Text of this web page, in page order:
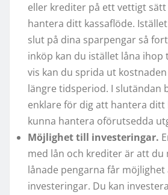
eller krediter på ett vettigt
hantera ditt kassaflöde.
slut på dina sparpengar så
inköp kan du istället låna ihop
vis kan du sprida ut
längre tidsperiod. I slutändan
enklare för dig att hantera ditt
kunna hantera oförutsedda
Möjlighet till investeringar.
med lån och krediter är att du
lånade pengarna får
investeringar. Du kan